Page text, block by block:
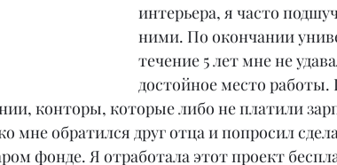
интерьера, я часто
ними. По окончании
течение 5 лет мне не
достойное место работы.
конторы, которые либо не платили
мне обратился друг отца и попросил
фонде. Я отработала этот проект